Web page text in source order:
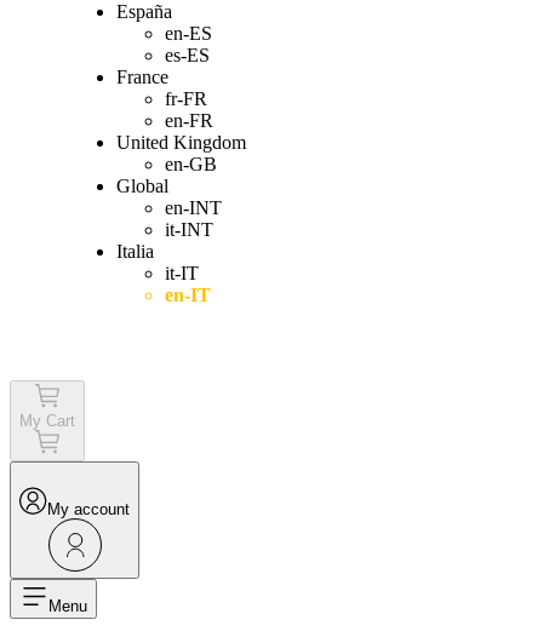
España
en-ES
es-ES
France
fr-FR
en-FR
United Kingdom
en-GB
Global
en-INT
it-INT
Italia
it-IT
en-IT
My Cart
My account
Menu